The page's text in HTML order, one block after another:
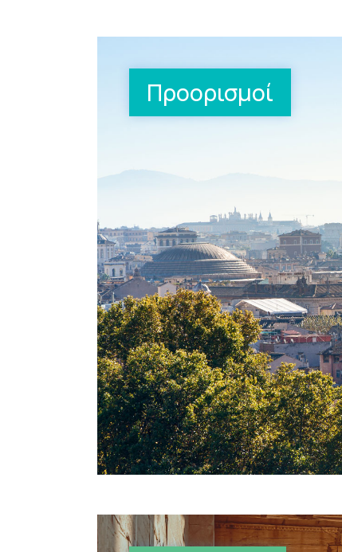
Προορισμοί